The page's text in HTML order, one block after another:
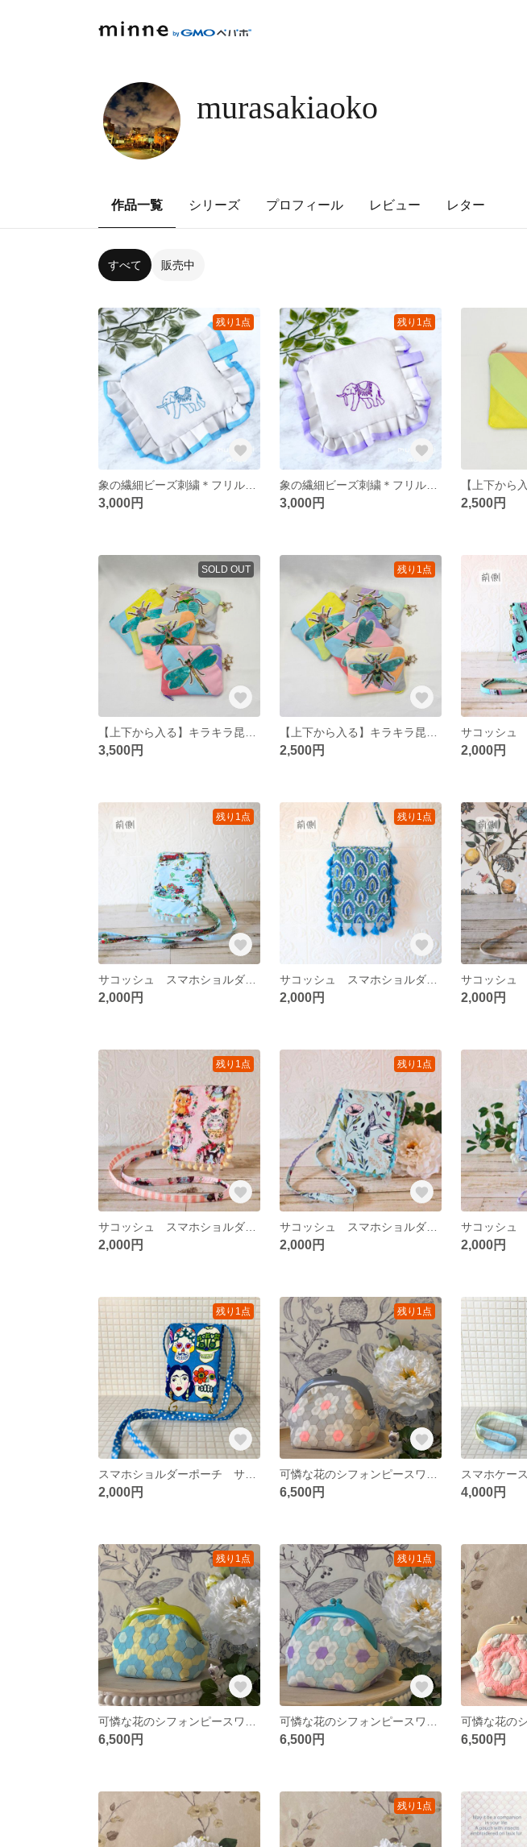
murasakiaoko
作品一覧 シリーズ プロフィール レビュー レター
すべて 販売中
残り1点
3,000円
残り1点
象の繊細ビーズ刺繍＊フリルジョーゼットポーチ
3,000円 2,500円
SOLD OUT
3,500円
残り1点
2,500円 2,000円
残り1点
2,000円
残り1点
サコッシュ スマホショルダーポーチ スマホケース
2,000円 2,000円
残り1点
2,000円
残り1点
サコッシュ スマホショルダーポーチ スマホケース
2,000円 2,000円
残り1点
2,000円
残り1点
6,500円 4,000円
残り1点
6,500円
残り1点
6,500円 6,500円
残り1点